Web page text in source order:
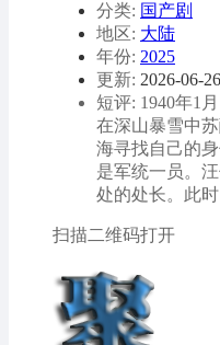
分类: 国产剧
地区: 大陆
年份: 2025
更新: 2026-06-26
短评: 1940年1
在深山暴雪中
海寻找自己的
是军统一员。
处的处长。此
扫描二维码打开